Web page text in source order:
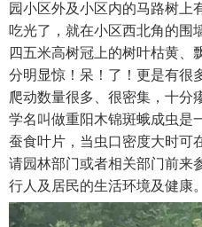
园小区外及小区内的马路树上
吃光了，就在小区西北角的围
四五米高树冠上的树叶枯黄、
分明显惊！呆！了！更是有很
爬动数量很多、很密集，十分
学名叫做重阳木锦斑蛾成虫是
蚕食叶片，当虫口密度大时可
请园林部门或者相关部门前来
行人及居民的生活环境及健康。